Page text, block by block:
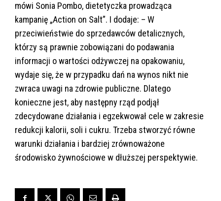
mówi Sonia Pombo, dietetyczka prowadząca
kampanię „Action on Salt”. I dodaje: – W
przeciwieństwie do sprzedawców detalicznych,
którzy są prawnie zobowiązani do podawania
informacji o wartości odżywczej na opakowaniu,
wydaje się, że w przypadku dań na wynos nikt nie
zwraca uwagi na zdrowie publiczne. Dlatego
konieczne jest, aby następny rząd podjął
zdecydowane działania i egzekwował cele w zakresie
redukcji kalorii, soli i cukru. Trzeba stworzyć równe
warunki działania i bardziej zrównoważone
środowisko żywnościowe w dłuższej perspektywie.